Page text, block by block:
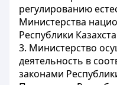
регулированию
Министерства
Республики
3. Министерство
деятельность в
законами